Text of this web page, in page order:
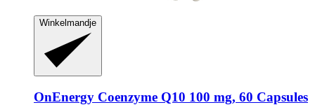
Winkelmandje
OnEnergy Coenzyme Q10 100 mg, 60 Capsules